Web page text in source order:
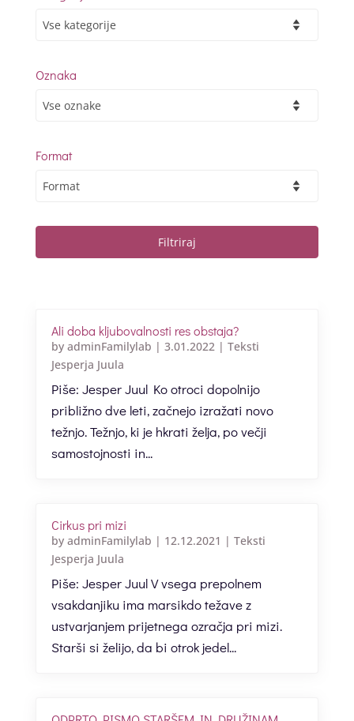
Oznaka
Format
Ali doba kljubovalnosti res obstaja?
by adminFamilylab | 3.01.2022| Teksti
Jesperja Juula
Piše: Jesper Juul Ko otroci dopolnijo
približno dve leti, začnejo izražati novo
težnjo. Težnjo, ki je hkrati želja, po večji
samostojnosti in...
Cirkus pri mizi
by adminFamilylab | 12.12.2021 | Teksti
Jesperja Juula
Piše: Jesper Juul V vsega prepolnem
vsakdanjiku ima marsikdo težave z
ustvarjanjem prijetnega ozračja pri mizi.
Starši si želijo, da bi otrok jedel...